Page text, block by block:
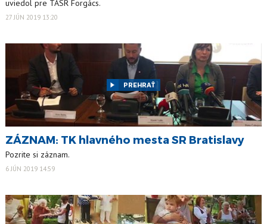
uviedol pre TASR Forgács.
27 JÚN 2019 13:20
PREHRAŤ
ZÁZNAM: TK hlavného mesta SR Bratislavy
Pozrite si záznam.
6 JÚN 2019 14:59